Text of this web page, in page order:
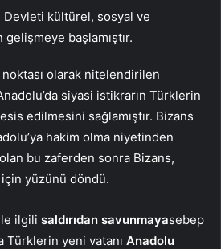
Devleti kültürel, sosyal ve
başlamıştır.
olarak nitelendirilen
siyasi istikrarın Türklerin
edilmesini sağlamıştır. Bizans
hakim olma niyetinden
bu zaferden sonra Bizans,
için yüzünü döndü.
ilgili saldırıdan savunmayasebep
Türklerin yeni vatanı Anadolu